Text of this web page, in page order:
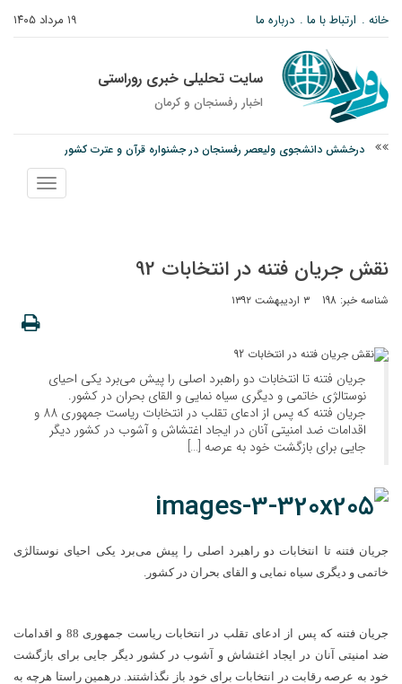
۱۹ مرداد ۱۴۰۵ خانه ارتباط با ما درباره ما
سایت تحلیلی خبری روراستی
اخبار رفسنجان و كرمان
درخشش دانشجوی ولیعصر رفسنجان در جشنواره قرآن و عترت کشور
نمایش
منو
نقش جریان فتنه در انتخابات 92
شناسه خبر: 198 ۳ اردیبهشت ۱۳۹۲
جریان فتنه تا انتخابات دو راهبرد اصلی را پیش می‌برد یکی احیای
نوستالژی خاتمی و دیگری سیاه نمایی و القای بحران در کشور.
جریان فتنه که پس از ادعای تقلب در انتخابات ریاست جمهوری 88 و
اقدامات ضد امنیتی آنان در ایجاد اغتشاش و آشوب در کشور دیگر
جایی برای بازگشت خود به عرصه […]
جریان فتنه تا انتخابات دو راهبرد اصلی را پیش می‌برد یکی احیای نوستالژی
خاتمی و دیگری سیاه نمایی و القای بحران در کشور.
جریان فتنه که پس از ادعای تقلب در انتخابات ریاست جمهوری 88 و اقدامات
ضد امنیتی آنان در ایجاد اغتشاش و آشوب در کشور دیگر جایی برای بازگشت
خود به عرصه رقابت در انتخابات برای خود باز نگذاشتند. درهمین راستا هرچه به